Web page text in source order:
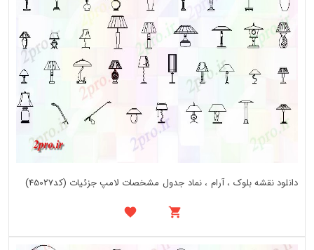
دانلود نقشه بلوک ، آرام ، نماد جدول مشخصات لامپ جزئیات (کد45027)